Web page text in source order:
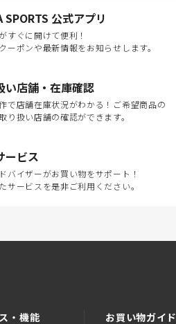
SPORTS 公式アプリ
すぐに開けて便利！
ーポンや最新情報をお知らせします。
い店舗・在庫確認
で店舗在庫状況がわかる！ご希望商品の
り扱い店舗の確認ができます。
ービス
バイザーがお買い物をサポート！
サービスを是非ご利用ください。
・機能 お買い物ガイド